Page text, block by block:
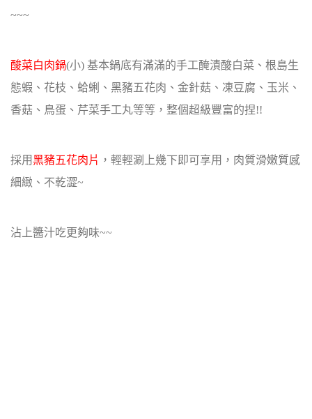
~~~
酸菜白肉鍋(小) 基本鍋底有滿滿的手工醃漬酸白菜、根島生
態蝦、花枝、蛤蜊、黑豬五花肉、金針菇、凍豆腐、 玉米、
香菇、鳥蛋、芹菜手工丸等等，整個超級豐富的捏!!
採用黑豬五花肉片 ，輕輕涮上幾下即可享用，肉質滑嫩質感
細緻、不乾澀~
沾上醬汁吃更夠味~~